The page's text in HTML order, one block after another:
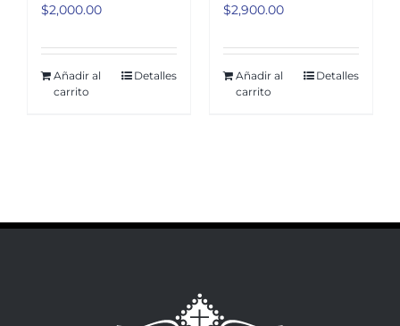
$2,000.00
Añadir al
carrito
Detalles
$2,900.00
Añadir al
carrito
Detalles